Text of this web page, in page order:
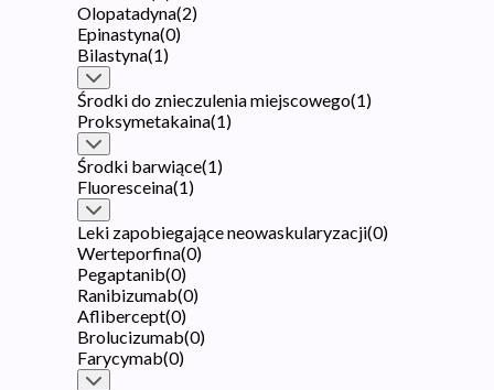
Olopatadyna(2)
Epinastyna(0)
Bilastyna(1)
Środki do znieczulenia miejscowego(1)
Proksymetakaina(1)
Środki barwiące(1)
Fluoresceina(1)
Leki zapobiegające neowaskularyzacji(0)
Werteporfina(0)
Pegaptanib(0)
Ranibizumab(0)
Aflibercept(0)
Brolucizumab(0)
Farycymab(0)